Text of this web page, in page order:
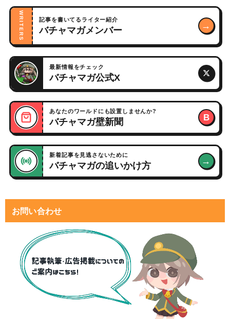
WRITERS 記事を書いてるライター紹介
バチャマガメンバー →
最新情報をチェック
バチャマガ公式X
あなたのワールドにも設置しませんか?
バチャマガ壁新聞 B
新着記事を見逃さないために
バチャマガの追いかけ方 →
お問い合わせ